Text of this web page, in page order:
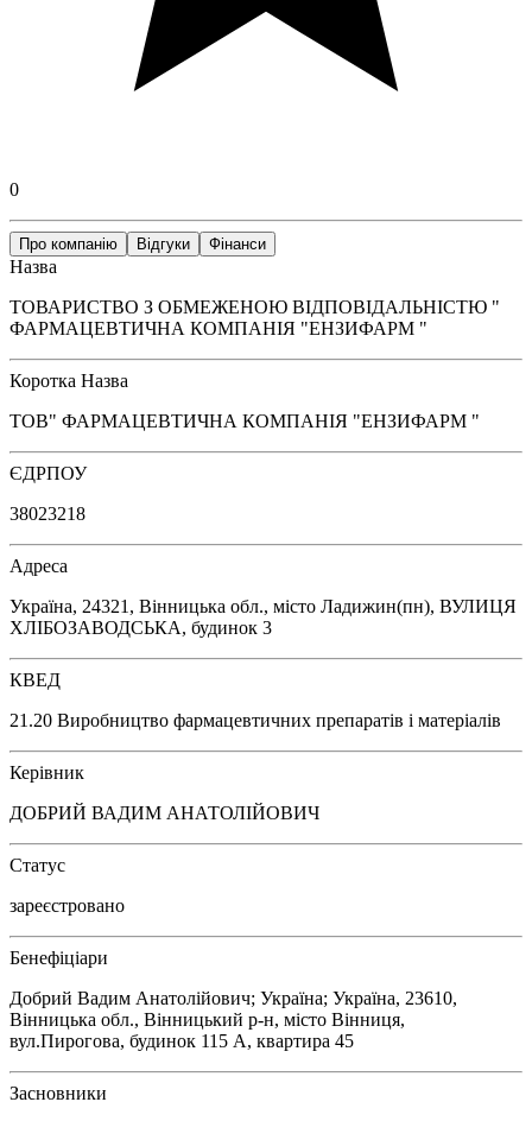
0
Про компанію Відгуки Фінанси
Назва
ТОВАРИСТВО З ОБМЕЖЕНОЮ ВІДПОВІДАЛЬНІСТЮ "
ФАРМАЦЕВТИЧНА КОМПАНІЯ "ЕНЗИФАРМ "
Коротка Назва
ТОВ" ФАРМАЦЕВТИЧНА КОМПАНІЯ "ЕНЗИФАРМ "
ЄДРПОУ
38023218
Адреса
Україна, 24321, Вінницька обл., місто Ладижин(пн), ВУЛИЦЯ
ХЛІБОЗАВОДСЬКА, будинок 3
КВЕД
21.20 Виробництво фармацевтичних препаратів і матеріалів
Керівник
ДОБРИЙ ВАДИМ АНАТОЛІЙОВИЧ
Статус
зареєстровано
Бенефіціари
Добрий Вадим Анатолійович; Україна; Україна, 23610,
Вінницька обл., Вінницький р-н, місто Вінниця,
вул.Пирогова, будинок 115 А, квартира 45
Засновники